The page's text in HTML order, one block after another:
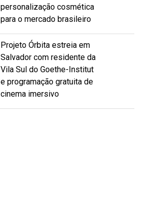
personalização cosmética
para o mercado brasileiro
Projeto Órbita estreia em
Salvador com residente da
Vila Sul do Goethe-Institut
e programação gratuita de
cinema imersivo